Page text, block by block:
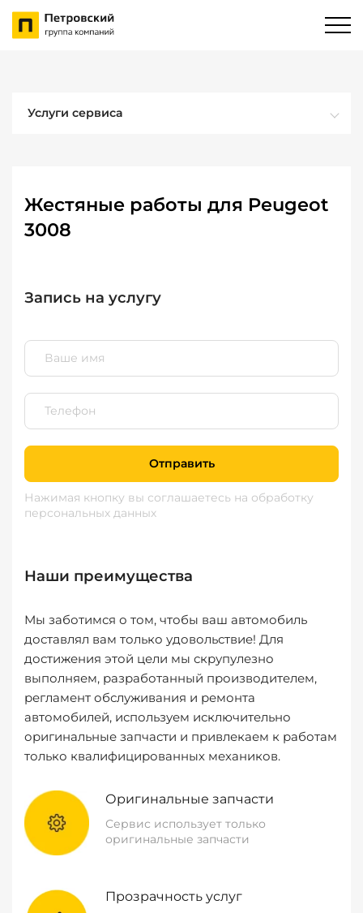
Услуги сервиса
Жестяные работы для Peugeot
3008
Запись на услугу
Отправить
Нажимая кнопку вы соглашаетесь на обработку
персональных данных
Наши преимущества
Мы заботимся о том, чтобы ваш автомобиль
доставлял вам только удовольствие! Для
достижения этой цели мы скрупулезно
выполняем, разработанный производителем,
регламент обслуживания и ремонта
автомобилей, используем исключительно
оригинальные запчасти и привлекаем к работам
только квалифицированных механиков.
Оригинальные запчасти
Сервис использует только
оригинальные запчасти
Прозрачность услуг